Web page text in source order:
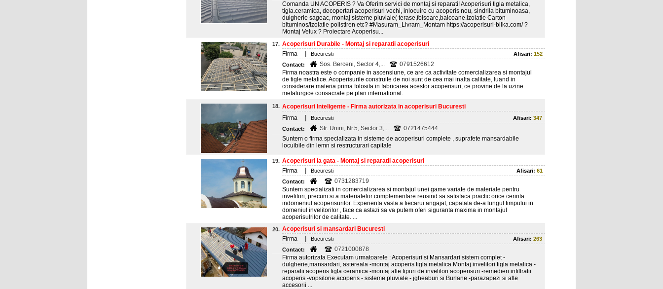
Comanda UN ACOPERIS ? Va Oferim servici de montaj si reparati! Acoperisuri tigla metalica,
tigla.ceramica, decopertari acoperisuri vechi, inlocuire cu acoperis nou, sindrila bituminoasa,
dulgherie sageac, montaj sisteme pluviale( terase,foisoare,balcoane.izolatie Carton
bituminos/Izolatie polistiren etc? #Masuram_Livram_Montam https://acoperisuri-bilka.com/ ?
Montaj Velux ? Proiectare Acoperisu...
17. Acoperisuri Durabile - Montaj si reparatii acoperisuri
Firma
Bucuresti Afisari: 152
Contact:
Sos. Berceni, Sector 4,...
0791526612
Firma noastra este o companie in ascensiune, ce are ca activitate comercializarea si montajul
de tigle metalice. Acoperisurile construite de noi sunt de cea mai inalta calitate, luand in
considerare materia prima folosita in fabricarea acestor acoperisuri, ce provine de la uzine
metalurgice consacrate pe plan international.
18. Acoperisuri Inteligente - Firma autorizata in acoperisuri Bucuresti
Firma
Bucuresti Afisari: 347
Contact:
Str. Unirii, Nr.5, Sector 3,...
0721475444
Suntem o firma specializata in sisteme de acoperisuri complete , suprafete mansardabile
locuibile din lemn si restructurari capitale
19. Acoperisuri la gata - Montaj si reparatii acoperisuri
Firma
Bucuresti Afisari: 61
Contact:
0731283719
Suntem specializati in comercializarea si montajul unei game variate de materiale pentru
invelitori, precum si a materialelor complementare reusind sa satisfaca practic orice cerinta
indomeniul acoperisurilor. Experienta vasta a fiecarui angajat, capatata de-a lungul timpului in
domeniul invelitorilor , face ca astazi sa va putem oferi siguranta maxima in montajul
acoperisulrilor de calitate. ...
20. Acoperisuri si mansardari Bucuresti
Firma
Bucuresti Afisari: 263
Contact:
0721000878
Firma autorizata Executam urmatoarele : Acoperisuri si Mansardari sistem complet -
dulgherie,mansardari, astereala -montaj acoperis tigla metalica Montaj invelitori tigla metalica -
reparatii acoperis tigla ceramica -montaj alte tipuri de invelitori acoperisuri -remedieri infiltratii
acoperis -vopsitorie acoperis - sisteme pluviale - jgheaburi si Burlane -parazapezi si alte
accesorii ...